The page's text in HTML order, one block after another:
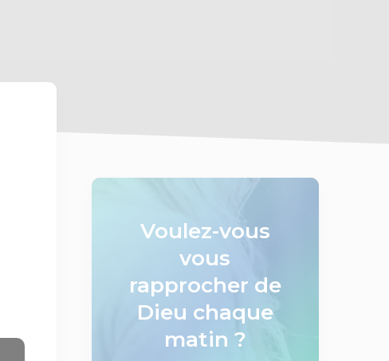
Voulez-vous
vous
rapprocher de
Dieu chaque
matin ?